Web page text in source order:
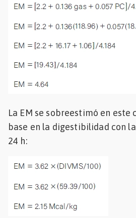
La EM se sobreestimó en
base en la digestibilidad con
24 h: